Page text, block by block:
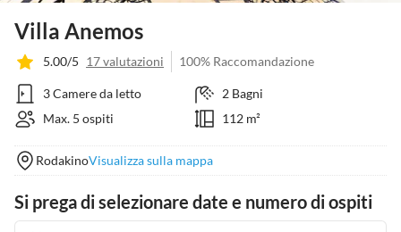
Villa Anemos
5.00/5 17 valutazioni 100% Raccomandazione
3 Camere da letto
2 Bagni
Max. 5 ospiti
112 m²
RodakinoVisualizza sulla mappa
Si prega di selezionare date e numero di ospiti